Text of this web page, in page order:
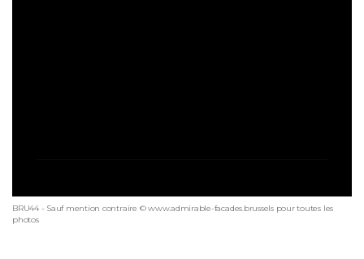
BRU44 - Sauf mention contraire © www.admirable-facades.brussels pour toutes les
photos